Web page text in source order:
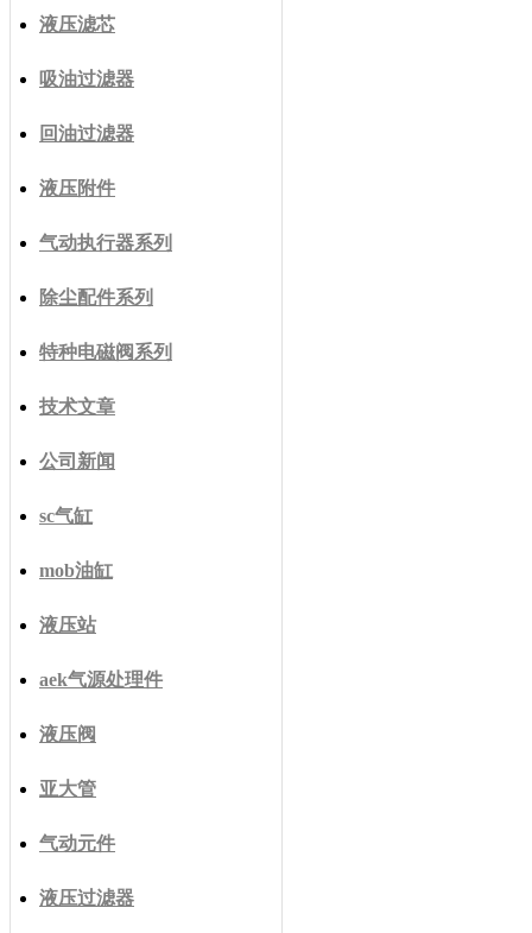
液压滤芯
吸油过滤器
回油过滤器
液压附件
气动执行器系列
除尘配件系列
特种电磁阀系列
技术文章
公司新闻
sc气缸
mob油缸
液压站
aek气源处理件
液压阀
亚大管
气动元件
液压过滤器